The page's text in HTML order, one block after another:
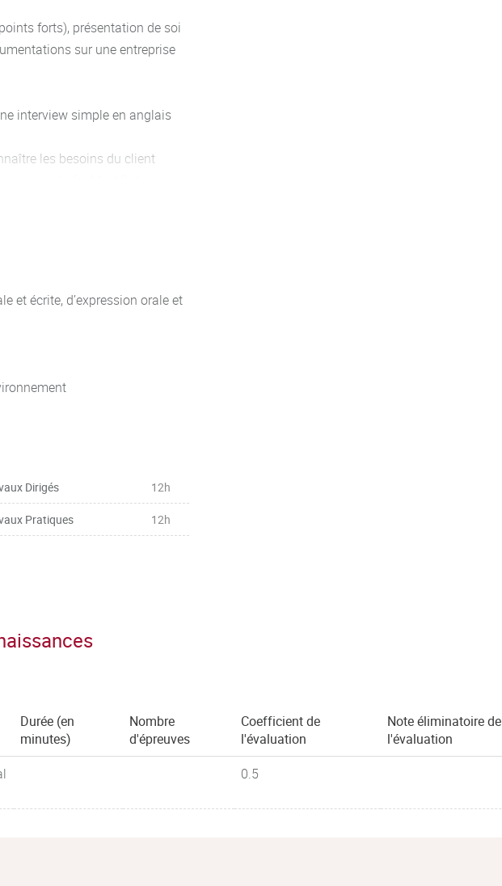
forts), présentation de soi
sur une entreprise
interview simple en anglais
les besoins du client
et emploi des
prix, etc.), lire des graphiques
de la communication
et écrite, d’expression orale et
Dirigés 12h
Pratiques 12h
Durée (en
minutes)
Nombre
d'épreuves
Coefficient de
l'évaluation
Note éliminatoire de
l'évaluation
0.5